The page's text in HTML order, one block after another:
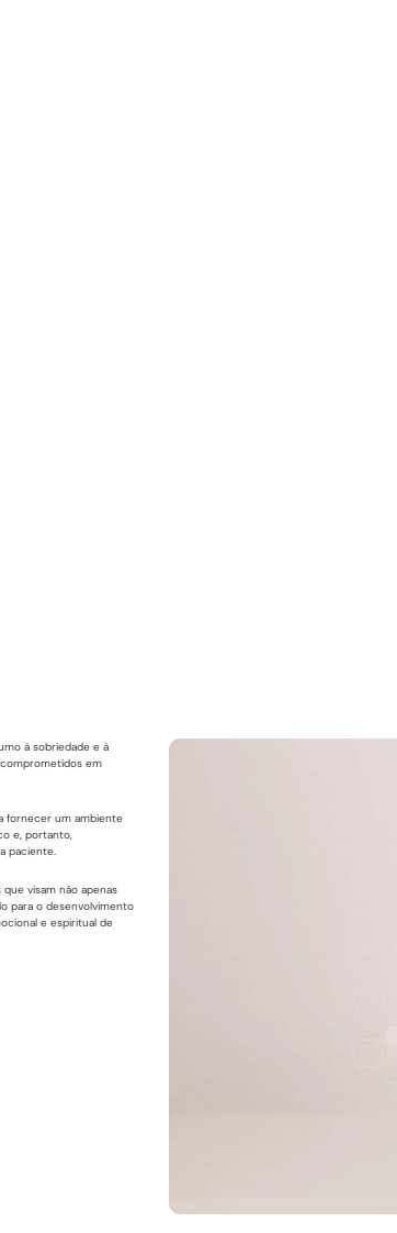
à sobriedade e à
em
fornecer um ambiente
e, portanto,
paciente.
visam não apenas
para o desenvolvimento
e espiritual de